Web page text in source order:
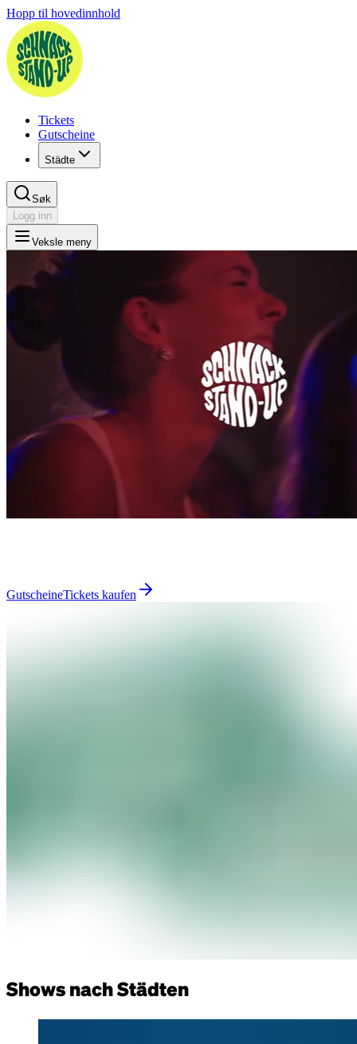
Hopp til hovedinnhold
Tickets
Gutscheine
Städte
Søk
Logg inn
Veksle meny
GutscheineTickets kaufen
Shows nach Städten